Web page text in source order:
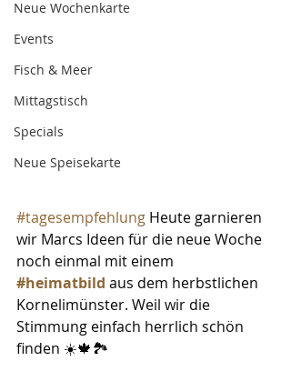
Neue Wochenkarte
Events
Fisch & Meer
Mittagstisch
Specials
Neue Speisekarte
#tagesempfehlung Heute garnieren
wir Marcs Ideen für die neue Woche
noch einmal mit einem
#heimatbild aus dem herbstlichen
Kornelimünster. Weil wir die
Stimmung einfach herrlich schön
finden ☀️🍁🏞️